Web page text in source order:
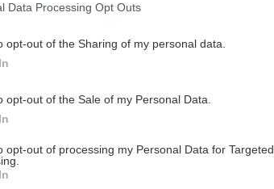
Data Processing Opt Outs
opt-out of the Sharing of my personal data.
opt-out of the Sale of my Personal Data.
opt-out of processing my Personal Data for Targeted
Κακογιάννης,
Καμπανέλης
Αλεξανδράκης,
Φούντας, Μελίνα
Χριστίνα